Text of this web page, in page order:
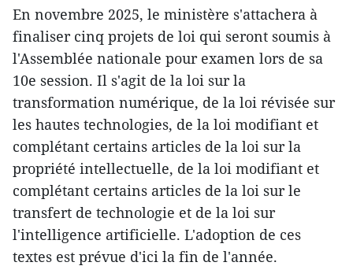
En novembre 2025, le ministère s'attachera à
finaliser cinq projets de loi qui seront soumis à
l'Assemblée nationale pour examen lors de sa
10e session. Il s'agit de la loi sur la
transformation numérique, de la loi révisée sur
les hautes technologies, de la loi modifiant et
complétant certains articles de la loi sur la
propriété intellectuelle, de la loi modifiant et
complétant certains articles de la loi sur le
transfert de technologie et de la loi sur
l'intelligence artificielle. L'adoption de ces
textes est prévue d'ici la fin de l'année.